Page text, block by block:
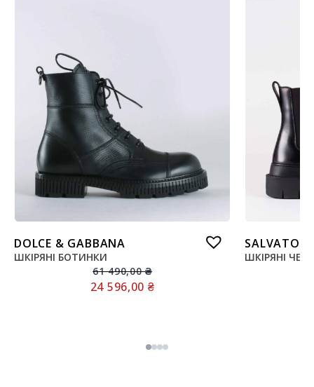
DOLCE & GABBANA
ШКІРЯНІ БОТИНКИ
61 490,00₴
24 596,00 ₴
ШКІРЯНІ